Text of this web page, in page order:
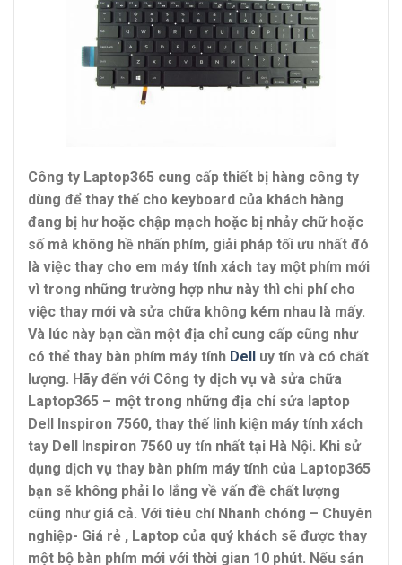
Công ty Laptop365 cung cấp thiết bị hàng công ty
dùng để thay thế cho keyboard của khách hàng
đang bị hư hoặc chập mạch hoặc bị nhảy chữ hoặc
số mà không hề nhấn phím, giải pháp tối ưu nhất đó
là việc thay cho em máy tính xách tay một phím mới
vì trong những trường hợp như này thì chi phí cho
việc thay mới và sửa chữa không kém nhau là mấy.
Và lúc này bạn cần một địa chỉ cung cấp cũng như
có thể thay bàn phím máy tính Dell uy tín và có chất
lượng. Hãy đến với Công ty dịch vụ và sửa chữa
Laptop365 – một trong những địa chỉ sửa laptop
Dell Inspiron 7560, thay thế linh kiện máy tính xách
tay Dell Inspiron 7560 uy tín nhất tại Hà Nội. Khi sử
dụng dịch vụ thay bàn phím máy tính của Laptop365
bạn sẽ không phải lo lắng về vấn đề chất lượng
cũng như giá cả. Với tiêu chí Nhanh chóng – Chuyên
nghiệp- Giá rẻ , Laptop của quý khách sẽ được thay
một bộ bàn phím mới với thời gian 10 phút. Nếu sản